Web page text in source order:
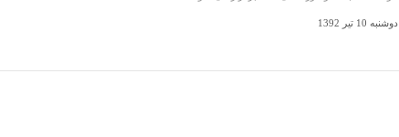
دوشنبه 10 تیر 1392